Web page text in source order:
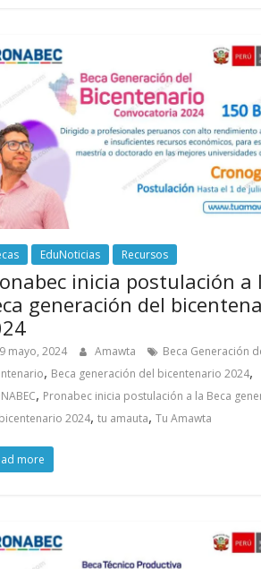
EduNoticias Recursos
inicia postulación a
generación del
mayo, 2024 Amawta
Beca Generación
, Beca generación del bicentenario 2024,
, Pronabec inicia postulación a la Beca
2024,tu amauta,Tu Amawta
more